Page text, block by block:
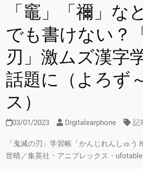
「竈」「禰」
でも書けない？
刃」激ムズ漢字
話題に（よろず
ス）
03/01/2023 Digitalearphone 記
「鬼滅の刃」学習帳「かんじれんしゅ
世晴／集英社・アニプレックス・ufotable